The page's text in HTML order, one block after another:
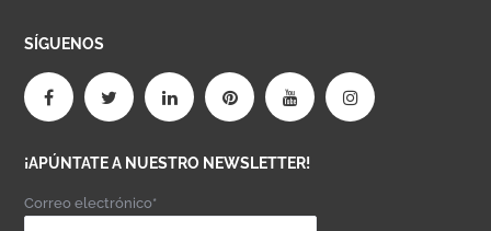
SÍGUENOS
¡APÚNTATE A NUESTRO NEWSLETTER!
Correo electrónico*